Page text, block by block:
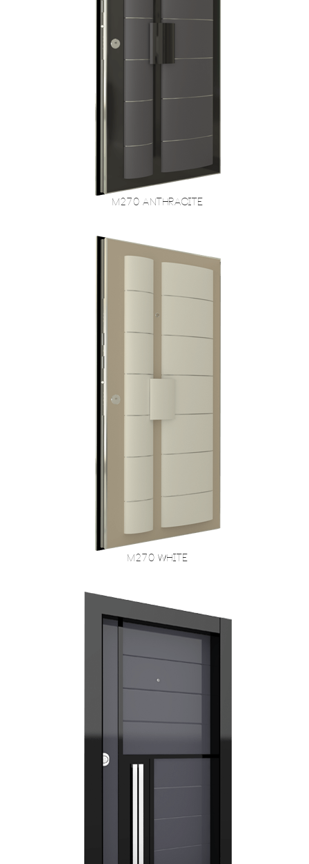
M270 Anthracite
M270 White